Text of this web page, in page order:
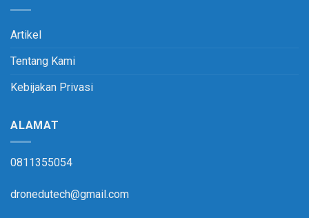
Artikel
Tentang Kami
Kebijakan Privasi
ALAMAT
0811355054
dronedutech@gmail.com